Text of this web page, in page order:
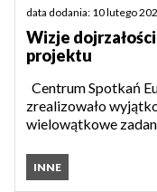
data dodania: 10 lutego
Wizje
projektu
Centrum Spotkań
zrealizowało
wielowątkowe
INNE